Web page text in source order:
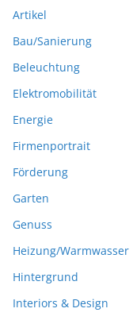
Artikel
Bau/Sanierung
Beleuchtung
Elektromobilität
Energie
Firmenportrait
Förderung
Garten
Genuss
Heizung/Warmwasser
Hintergrund
Interiors & Design